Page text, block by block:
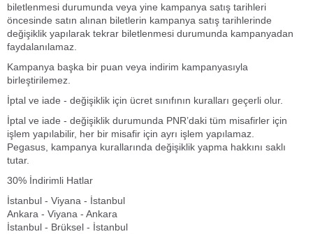
biletlenmesi durumunda veya yine kampanya satış tarihleri
öncesinde satın alınan biletlerin kampanya satış tarihlerinde
değişiklik yapılarak tekrar biletlenmesi durumunda kampanyadan
faydalanılamaz.
Kampanya başka bir puan veya indirim kampanyasıyla
birleştirilemez.
İptal ve iade - değişiklik için ücret sınıfının kuralları geçerli olur.
İptal ve iade - değişiklik durumunda PNR’daki tüm misafirler için
işlem yapılabilir, her bir misafir için ayrı işlem yapılamaz.
Pegasus, kampanya kurallarında değişiklik yapma hakkını saklı
tutar.
30% İndirimli Hatlar
İstanbul - Viyana - İstanbul
Ankara - Viyana - Ankara
İstanbul - Brüksel - İstanbul